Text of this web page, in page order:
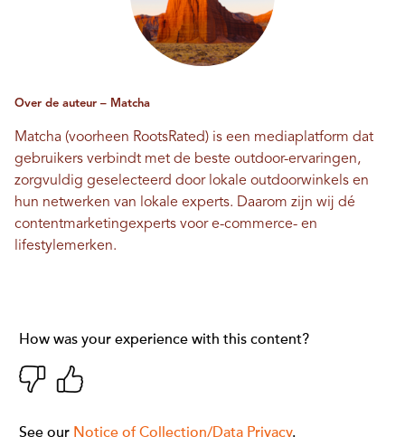
Over de auteur – Matcha
Matcha (voorheen RootsRated) is een mediaplatform dat
gebruikers verbindt met de beste outdoor-ervaringen,
zorgvuldig geselecteerd door lokale outdoorwinkels en
hun netwerken van lokale experts. Daarom zijn wij dé
contentmarketingexperts voor e-commerce- en
lifestylemerken.